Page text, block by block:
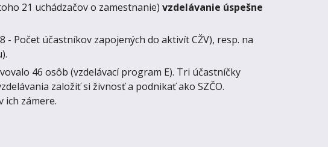
21 uchádzačov o zamestnanie) vzdelávanie úspešne
Počet účastníkov zapojených do aktivít CŽV), resp. na
46 osôb (vzdelávací program E). Tri účastníčky
založiť si živnosť a podnikať ako SZČO.
ich zámere.